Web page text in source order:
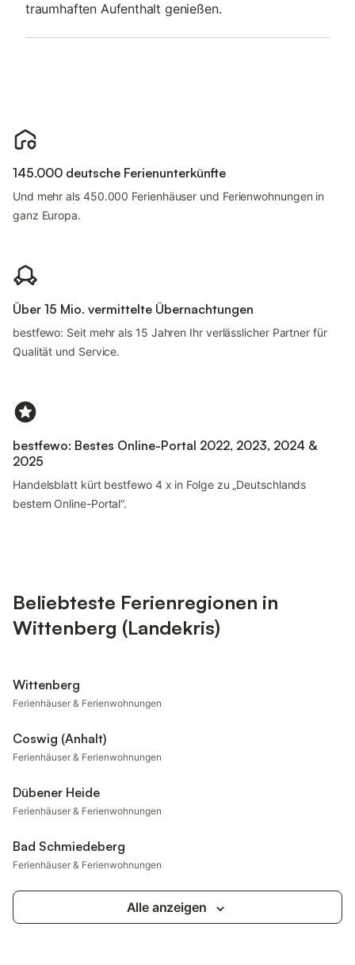
traumhaften Aufenthalt genießen.
145.000 deutsche Ferienunterkünfte
Und mehr als 450.000 Ferienhäuser und Ferienwohnungen in
ganz Europa.
Über 15 Mio. vermittelte Übernachtungen
bestfewo: Seit mehr als 15 Jahren Ihr verlässlicher Partner für
Qualität und Service.
bestfewo: Bestes Online-Portal 2022, 2023, 2024 &
2025
Handelsblatt kürt bestfewo 4 x in Folge zu „Deutschlands
bestem Online-Portal“.
Beliebteste Ferienregionen in
Wittenberg (Landekris)
Wittenberg
Ferienhäuser & Ferienwohnungen
Coswig (Anhalt)
Ferienhäuser & Ferienwohnungen
Dübener Heide
Ferienhäuser & Ferienwohnungen
Bad Schmiedeberg
Ferienhäuser & Ferienwohnungen
Alle anzeigen